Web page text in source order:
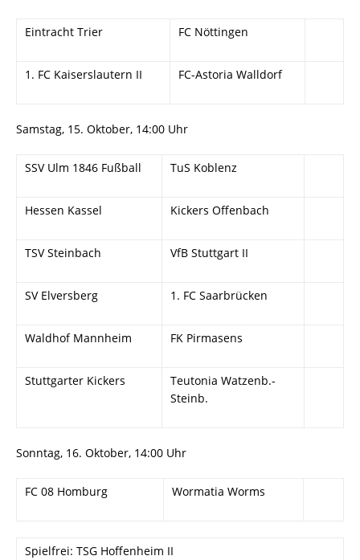
Eintracht Trier FC Nöttingen
1. FC Kaiserslautern II FC-Astoria Walldorf
Samstag, 15. Oktober, 14:00 Uhr
SSV Ulm 1846 Fußball TuS Koblenz
Hessen Kassel Kickers Offenbach
TSV Steinbach VfB Stuttgart II
SV Elversberg 1. FC Saarbrücken
Waldhof Mannheim FK Pirmasens
Stuttgarter Kickers
Teutonia Watzenb.-
Steinb.
Sonntag, 16. Oktober, 14:00 Uhr
FC 08 Homburg Wormatia Worms
Spielfrei: TSG Hoffenheim II